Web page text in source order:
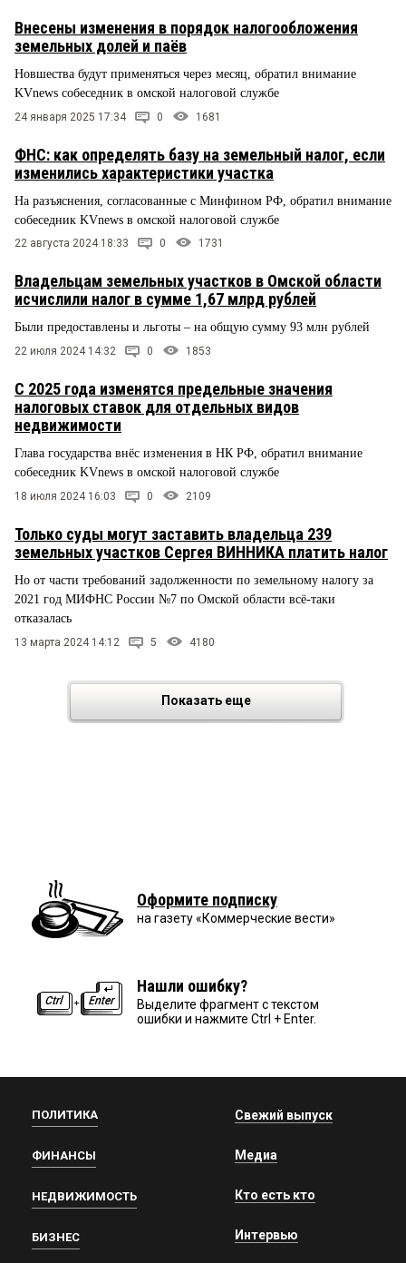
Внесены изменения в порядок налогообложения
земельных долей и паёв
Новшества будут применяться через месяц, обратил внимание
KVnews собеседник в омской налоговой службе
24 января 2025 17:34 0 1681
ФНС: как определять базу на земельный налог, если
изменились характеристики участка
На разъяснения, согласованные с Минфином РФ, обратил внимание
собеседник KVnews в омской налоговой службе
22 августа 2024 18:33 0 1731
Владельцам земельных участков в Омской области
исчислили налог в сумме 1,67 млрд рублей
Были предоставлены и льготы – на общую сумму 93 млн рублей
22 июля 2024 14:32 0 1853
С 2025 года изменятся предельные значения
налоговых ставок для отдельных видов
недвижимости
Глава государства внёс изменения в НК РФ, обратил внимание
собеседник KVnews в омской налоговой службе
18 июля 2024 16:03 0 2109
Только суды могут заставить владельца 239
земельных участков Сергея ВИННИКА платить налог
Но от части требований задолженности по земельному налогу за
2021 год МИФНС России №7 по Омской области всё-таки
отказалась
13 марта 2024 14:12 5 4180
Показать еще
Оформите подписку
на газету «Коммерческие вести»
Нашли ошибку?
Выделите фрагмент с текстом
ошибки и нажмите Ctrl + Enter.
ПОЛИТИКА
ФИНАНСЫ
НЕДВИЖИМОСТЬ
БИЗНЕС
Свежий выпуск
Медиа
Кто есть кто
Интервью